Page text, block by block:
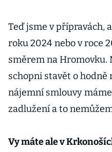
Teď jsme v přípravách,
roku 2024 nebo v roce
směrem na Hromovku.
schopni stavět o hodně
nájemní smlouvy
zadlužení a to
Vy máte ale v